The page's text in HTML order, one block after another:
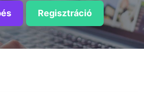
Regisztráció